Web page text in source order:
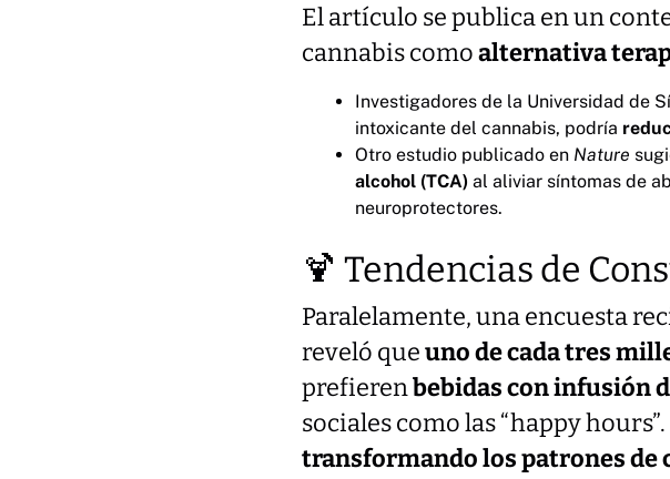
El artículo se publica en un
cannabis comoalternativa
Investigadores de la Universidad de
intoxicante del cannabis, podría
Otro estudio publicado en Nature
alcohol (TCA) al aliviar síntomas de
neuroprotectores.
🍹 Tendencias de
Paralelamente, una encuesta
reveló queuno de cada tres
prefierenbebidas con infusión
sociales como las “happy
transformando los patrones de